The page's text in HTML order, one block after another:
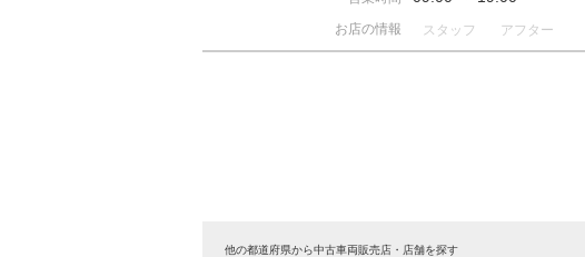
お店の情報 スタッフ アフター
他の都道府県から中古車両販売店・店舗を探す